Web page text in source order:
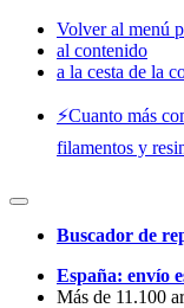
Volver al menú
al contenido
a la cesta de la
⚡️Cuanto más
filamentos y
Buscador de
España: envío
Más de 11.100